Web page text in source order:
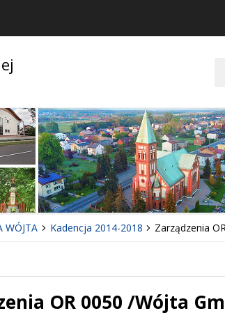
WÓJTA Kadencja 2014-2018 Zarządzenia
OR 0050 /Wójta